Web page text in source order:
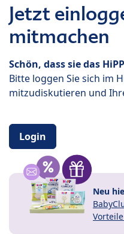
Jetzt
mitmachen
Schön, dass sie das
Bitte loggen Sie sich im
mitzudiskutieren und
Login
Neu
Vorteile